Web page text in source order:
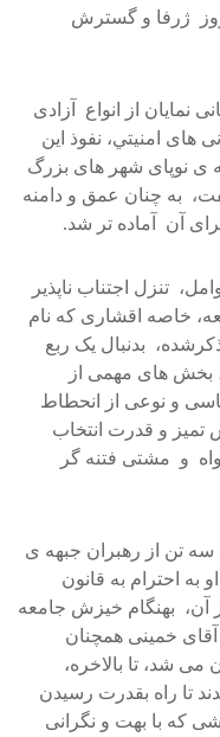
روز ژرفا و گسترش
نمايان از انواع آزادی
های امنيتي، نفوذ اين
ی نوپای شهر های بزرگ
به چنان عمق و دامنه
آن آماده تر شد.
تنزل اجتناب ناپذير
خاصه اقشاری که نام
بدنبال يک ربع
بخش های مهمی از
و نوعی از انحطاط
و قدرت انتخاب
و مشتی فتنه گر
تن از رهبران جبهه ی
به احترام به قانون
آن، بهنگام خيزش جامعه
خمينی همچنان
شد، تا بالاخره،
تا راه بقدرت رسيدن
که با بهت و نگرانی